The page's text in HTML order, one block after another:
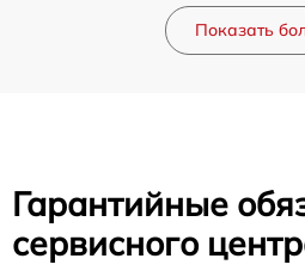
Показать
Гарантийные
сервисного